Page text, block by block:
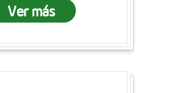
Ver más